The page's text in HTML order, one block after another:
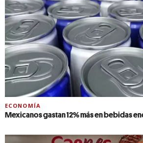
ECONOMÍA
Mexicanos gastan 12% más en bebidas